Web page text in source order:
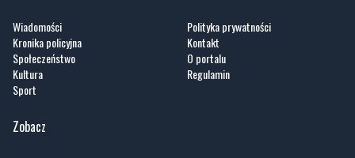
Wiadomości
Kronika policyjna
Społeczeństwo
Kultura
Sport
Polityka prywatności
Kontakt
O portalu
Regulamin
Zobacz